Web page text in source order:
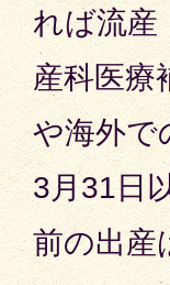
れば流産
産科医療
や海外で
3月31日
前の出産